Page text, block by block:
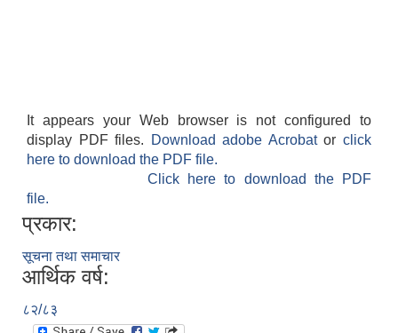
It appears your Web browser is not configured to
display PDF files.
Download adobe Acrobatorclick
here to download the PDF file.
Click here to download the PDF
file.
प्रकार:
सूचना तथा समाचार
आर्थिक वर्ष:
८२/८३